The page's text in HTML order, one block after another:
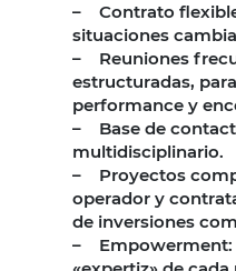
– Contrato
situaciones
– Reuniones
estructuradas,
performance y
– Base de
multidisciplinario.
– Proyectos
operador y
de inversiones
– Empowerment: